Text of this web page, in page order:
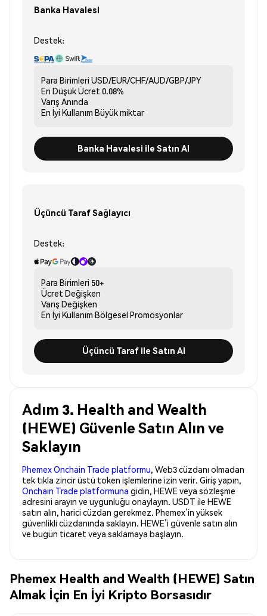
Banka Havalesi
Destek:
Para Birimleri USD/EUR/CHF/AUD/GBP/JPY
En Düşük Ücret 0.08%
Varış Anında
En İyi Kullanım Büyük miktar
Banka Havalesi ile Satın Al
Üçüncü Taraf Sağlayıcı
Destek:
Para Birimleri 50+
Ücret Değişken
Varış Değişken
En İyi Kullanım Bölgesel Promosyonlar
Üçüncü Taraf ile Satın Al
Adım 3. Health and Wealth
(HEWE) Güvenle Satın Alın ve
Saklayın
Phemex Onchain Trade platformu, Web3 cüzdanı olmadan
tek tıkla zincir üstü token işlemlerine izin verir. Giriş yapın,
Onchain Trade platformuna gidin, HEWE veya sözleşme
adresini arayın ve uygunluğu onaylayın. USDT ile HEWE
satın alın, harici cüzdan gerekmez. Phemex’in yüksek
güvenlikli cüzdanında saklayın. HEWE’i güvenle satın alın
ve bugün ticaret veya saklamaya başlayın.
Phemex Health and Wealth (HEWE) Satın
Almak İçin En İyi Kripto Borsasıdır